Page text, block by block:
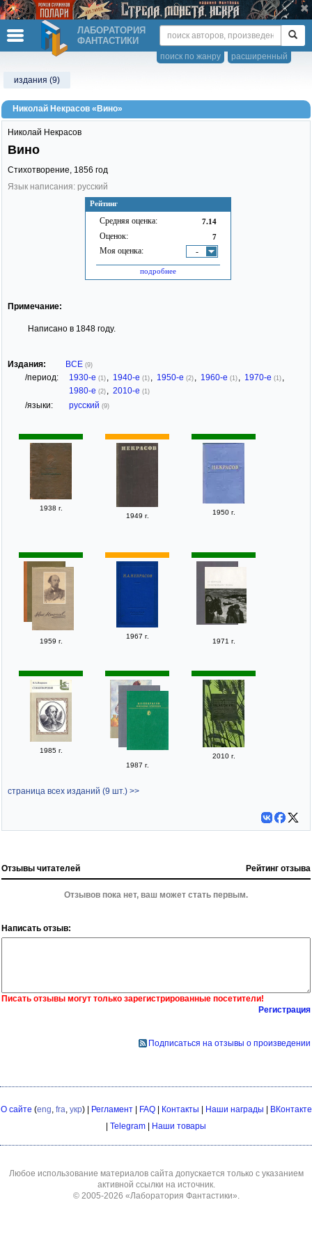
ЛАБОРАТОРИЯ
ФАНТАСТИКИ
расширенный
поиск по жанру
издания (9)
Николай Некрасов «Вино»
Рейтинг
Средняя оценка: 7.14
Оценок: 7
Моя оценка: -
подробнее
Николай Некрасов
Вино
Стихотворение, 1856 год
Язык написания: русский
Примечание:
Написано в 1848 году.
Издания: ВСЕ (9)
/период: 1930-е (1) 1940-е (1) 1950-е (2) 1960-е (1) 1970-е (1)
1980-е (2) 2010-е (1)
/языки: русский (9)
1938 г.
1949 г.
1950 г.
1959 г.
1967 г.
1971 г.
1985 г.
1987 г.
2010 г.
страница всех изданий (9 шт.) >>
Отзывы читателей Рейтинг отзыва
Отзывов пока нет, ваш может стать первым.
Написать отзыв:
Писать отзывы могут только зарегистрированные посетители!
Регистрация
Подписаться на отзывы о произведении
О сайте (eng fra укр) | Регламент| FAQ| Контакты | Наши награды | ВКонтакте
| Telegram | Наши товары
Любое использование материалов сайта допускается только с указанием
активной ссылки на источник.
© 2005-2026 «Лаборатория Фантастики»